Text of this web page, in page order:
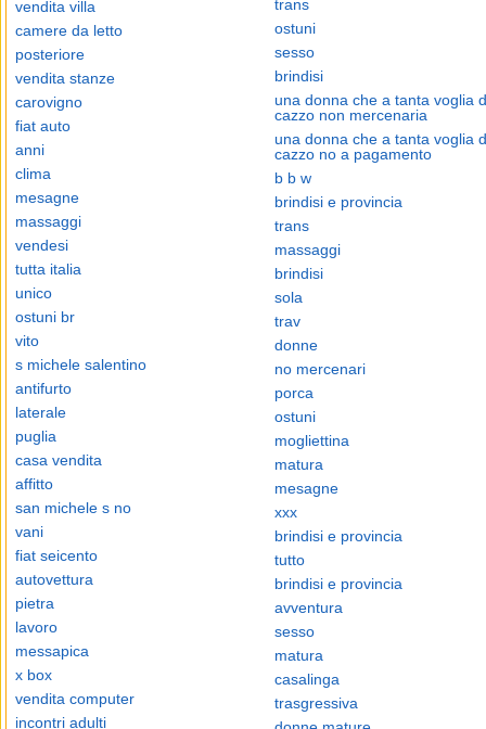
vendita villa
camere da letto
posteriore
vendita stanze
carovigno
fiat auto
anni
clima
mesagne
massaggi
vendesi
tutta italia
unico
ostuni br
vito
s michele salentino
antifurto
laterale
puglia
casa vendita
affitto
san michele s no
vani
fiat seicento
autovettura
pietra
lavoro
messapica
x box
vendita computer
incontri adulti
trans
ostuni
sesso
brindisi
una donna che a tanta voglia
cazzo non mercenaria
una donna che a tanta voglia
cazzo no a pagamento
b b w
brindisi e provincia
trans
massaggi
brindisi
sola
trav
donne
no mercenari
porca
ostuni
mogliettina
matura
mesagne
xxx
brindisi e provincia
tutto
brindisi e provincia
avventura
sesso
matura
casalinga
trasgressiva